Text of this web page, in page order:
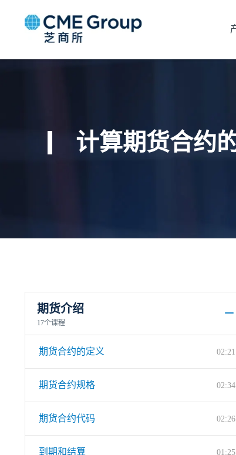
计算期货合约
期货介绍
17个课程
期货合约的定义 02:21
期货合约规格 02:34
期货合约代码 02:26
到期和结算 01:25